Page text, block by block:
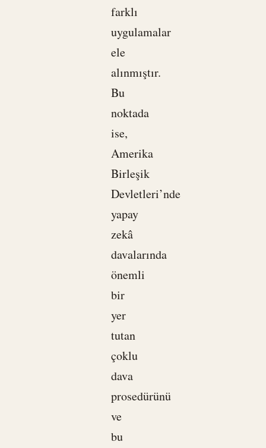
farklı
uygulamalar
ele
alınmıştır.
Bu
noktada
ise,
Amerika
Birleşik
Devletleri’nde
yapay
zekâ
davalarında
önemli
bir
yer
tutan
çoklu
dava
prosedürünü
ve
bu